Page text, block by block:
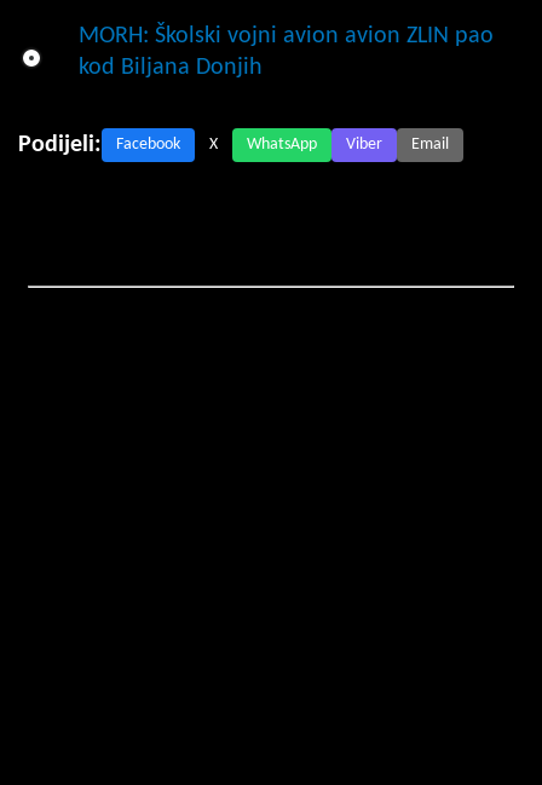
MORH: Školski vojni avion avion ZLIN pao
kod Biljana Donjih
Podijeli: Facebook X WhatsApp Viber Email